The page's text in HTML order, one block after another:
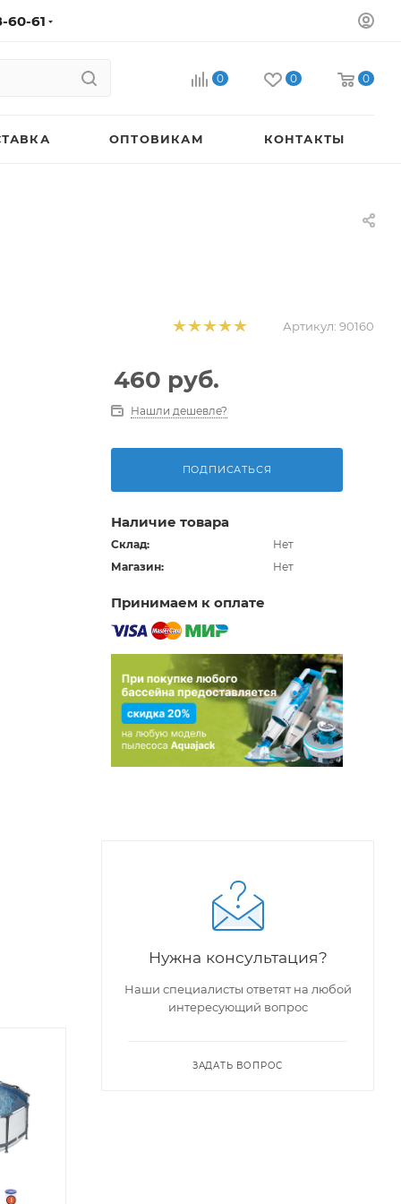
60-61
0 0 0
ОПТОВИКАМ КОНТАКТЫ
Артикул: 90160
460 руб.
Нашли дешевле?
ПОДПИСАТЬСЯ
Наличие товара
Склад:
Нет
Магазин:
Нет
Принимаем к оплате
Нужна консультация?
Наши специалисты ответят на любой
интересующий вопрос
ЗАДАТЬ ВОПРОС